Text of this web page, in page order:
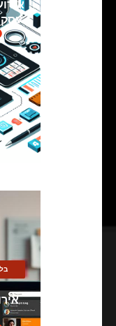
עסק